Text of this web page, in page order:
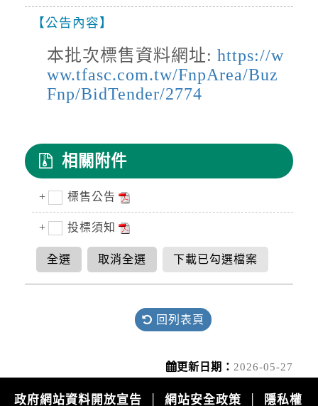
第13號颱風及其外圍環流影響，易有短延時強降
雨，今(8日)晚至明(9)日新竹縣山區、苗栗縣山
區有局部豪雨或大豪雨，北海岸、臺北市山區、
新北市山區、桃園市山區、臺中市...
降雨
區有局部豪雨或大豪雨，北海岸、臺北市山區、
新北市山區、桃園市山區、臺中市...
2026-08-08, 18:00│交通部公路局
桃園市 復興區 台7線 47K+100~60K+396。受損
狀況/管制原因: 預警性封閉。
水門資訊
颱風來襲，預計於 115 年 8 月 8 日 17 時整執行
市轄橫移門、越堤道及堤外便道只出不進管制，
閉作業；管制範圍為『二重疏...
開放路邊停車
2026-08-08, 17:00│新北市政府
公告內容
本批次標售資料網址: https://w
ww.tfasc.com.tw/FnpArea/Buz
Fnp/BidTender/2774
相關附件
標售公告
投標須知
全選 取消全選 下載已勾選檔案
回列表頁
更新日期： 2026-05-27
政府網站資料開放宣告 網站安全政策 隱私權